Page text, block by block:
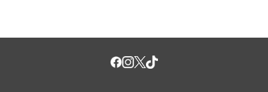
「一人分の夜を生き直す/岩谷翔吾」をご予約いただいた方の
中から抽選で、『THE RAMPAGE LIVE TOUR 2026 "(R)MPG"』